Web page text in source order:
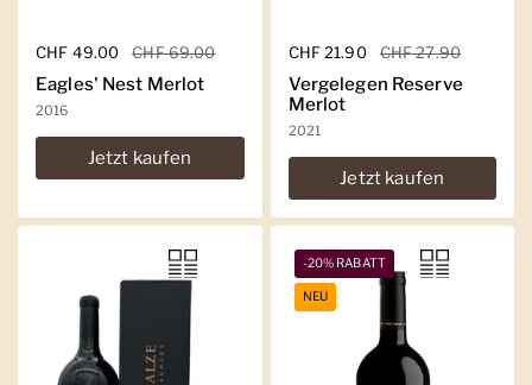
Regulärer Preis
CHF 49.00 Sale-Preis
CHF 69.00
Eagles' Nest Merlot
2016
Jetzt kaufen
Regulärer Preis
CHF 21.90 Sale-Preis
CHF 27.90
Vergelegen Reserve
Merlot
2021
Jetzt kaufen
-20% RABATT
NEU